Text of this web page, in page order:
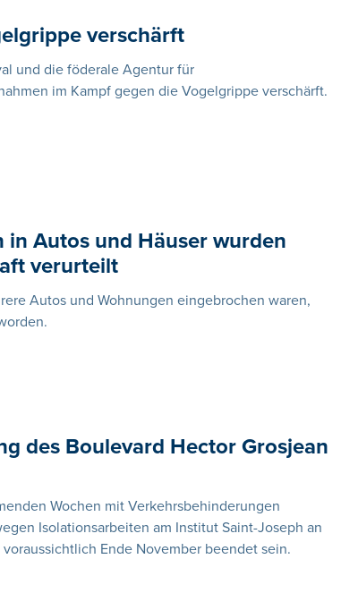
verschärft
und die föderale Agentur für
im Kampf gegen die Vogelgrippe verschärft.
in Autos und Häuser wurden
verurteilt
Autos und Wohnungen eingebrochen waren,
des Boulevard Hector Grosjean
Wochen mit Verkehrsbehinderungen
Isolationsarbeiten am Institut Saint-Joseph an
Ende November beendet sein.